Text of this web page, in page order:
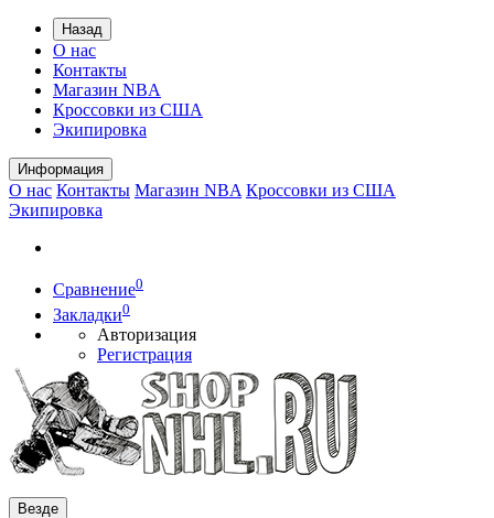
Назад
О нас
Контакты
Магазин NBA
Кроссовки из США
Экипировка
Информация
О нас Контакты Магазин NBA Кроссовки из США
Экипировка
Сравнение0
Закладки0
Авторизация
Регистрация
Везде